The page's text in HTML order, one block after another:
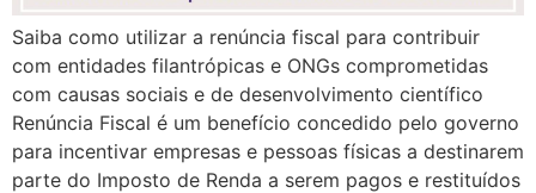
Saiba como utilizar a renúncia fiscal para contribuir
com entidades filantrópicas e ONGs comprometidas
com causas sociais e de desenvolvimento científico
Renúncia Fiscal é um benefício concedido pelo governo
para incentivar empresas e pessoas físicas a destinarem
parte do Imposto de Renda a serem pagos e restituídos